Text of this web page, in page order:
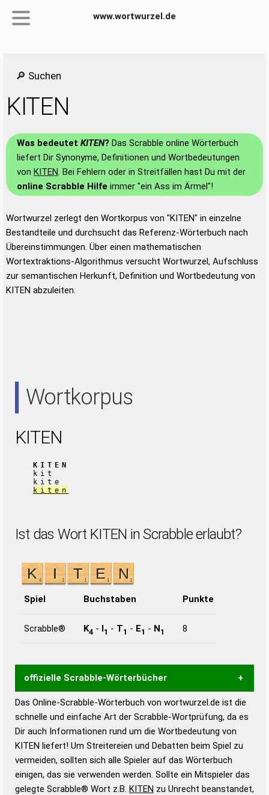
www.wortwurzel.de
🔎 Suchen
KITEN
Was bedeutet KITEN? Das Scrabble online Wörterbuch
liefert Dir Synonyme, Definitionen und Wortbedeutungen
von KITEN. Bei Fehlern oder in Streitfällen hast Du mit der
online Scrabble Hilfe immer "ein Ass im Ärmel"!
Wortwurzel zerlegt den Wortkorpus von "KITEN" in einzelne
Bestandteile und durchsucht das Referenz-Wörterbuch nach
Übereinstimmungen. Über einen mathematischen
Wortextraktions-Algorithmus versucht Wortwurzel, Aufschluss
zur semantischen Herkunft, Definition und Wortbedeutung von
KITEN abzuleiten.
Wortkorpus
KITEN
KITEN
kit
kite
kiten
Ist das Wort KITEN in Scrabble erlaubt?
Spiel Buchstaben Punkte
Scrabble® K4 - I1 - T1 - E1 - N1 8
offizielle Scrabble-Wörterbücher
Wortwurzel liefert mit Hilfe eines semantischen
Wortanalyse-Algorithmus gute Anhaltspunkte zu
Wortbedeutung, Worttrennung und Wortform, um die
Gültigkeit eines Wortes für das Scrabble-Spiel zu
bestimmen!
zugelassene Turnier Scrabble-
Wörterbücher sind:
Das Online-Scrabble-Wörterbuch von wortwurzel.de ist die
schnelle und einfache Art der Scrabble-Wortprüfung, da es
Dir auch Informationen rund um die Wortbedeutung von
KITEN liefert! Um Streitereien und Debatten beim Spiel zu
vermeiden, sollten sich alle Spieler auf das Wörterbuch
einigen, das sie verwenden werden. Sollte ein Mitspieler das
gelegte Scrabble® Wort z.B. KITEN zu Unrecht beanstandet,